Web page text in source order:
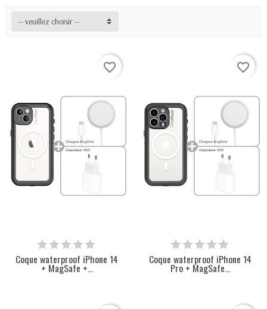
-- veuillez choisir --
favorite_border
Coque waterproof iPhone 14
+ MagSafe +...
favorite_border
Coque waterproof iPhone 14
Pro + MagSafe...